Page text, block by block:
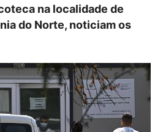
na localidade de
do Norte, noticiam os